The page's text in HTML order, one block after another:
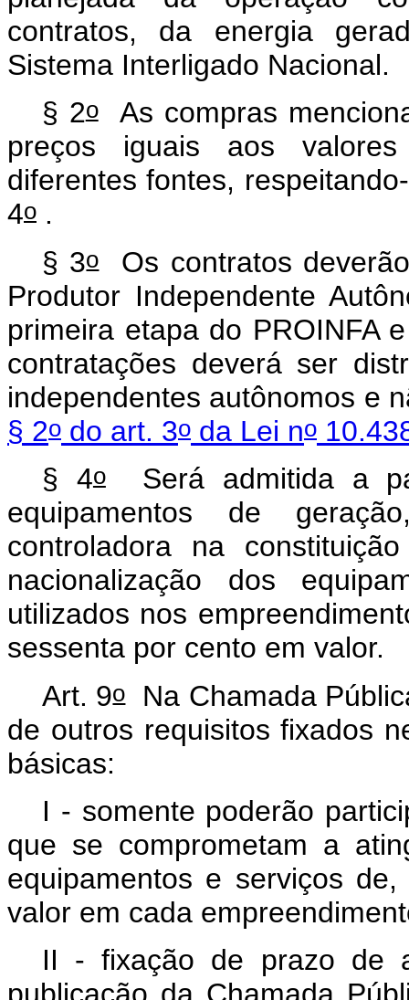
contratos, da energia
Sistema Interligado Nacional.
§ 2oAs compras
preços iguais aos valores
diferentes fontes,
4o .
§ 3oOs contratos
Produtor Independente
primeira etapa do PROINFA
contratações deverá ser
independentes autônomos e
§ 2o do art. 3o da Lei no
§ 4oSerá admitida a
equipamentos de
controladora na
nacionalização dos
utilizados nos
sessenta por cento em valor.
Art. 9oNa Chamada
de outros requisitos fixados
básicas:
I - somente poderão
que se comprometam a
equipamentos e serviços
valor em cada
II - fixação de prazo de
publicação da Chamada